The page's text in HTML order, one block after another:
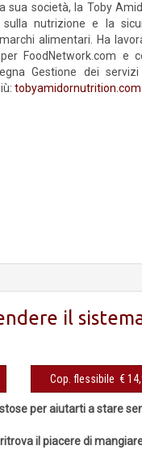
sua società, la Toby
sulla nutrizione e la
alimentari. Ha
FoodNetwork.com e
Gestione dei
tobyamidornutrition.com
il
Cop. flessibile
per aiutarti a stare
il piacere di